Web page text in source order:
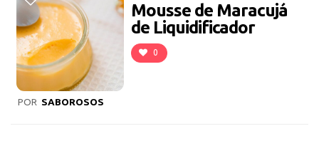
Mousse de Maracujá
de Liquidificador
0
POR SABOROSOS